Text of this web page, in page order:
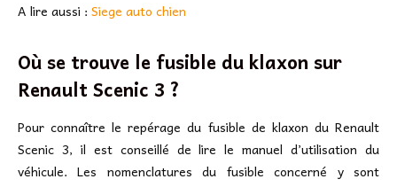
A lire aussi : Siege auto chien
Où se trouve le fusible du klaxon sur
Renault Scenic 3 ?
Pour connaître le repérage du fusible de klaxon du Renault
Scenic 3, il est conseillé de lire le manuel d’utilisation du
véhicule. Les nomenclatures du fusible concerné y sont